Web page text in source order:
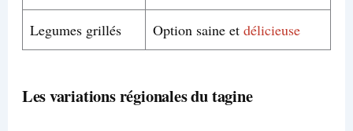
Legumes grillés Option saine et délicieuse
Les variations régionales du tagine